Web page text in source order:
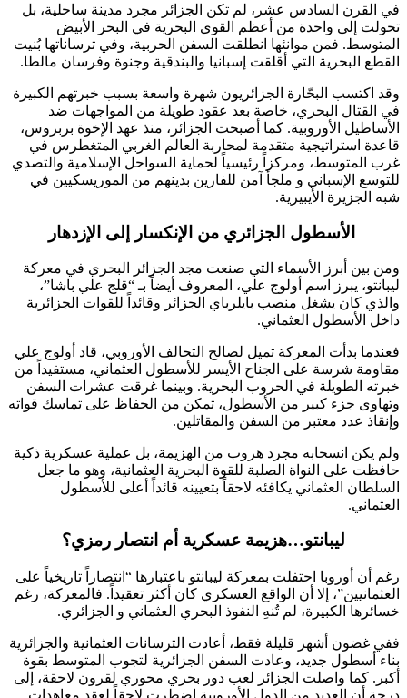
في القرن السادس عشر، لم تكن الجزائر مجرد مدينة ساحلية، بل
تحولت إلى واحدة من أعظم القوى البحرية في البحر الأبيض
المتوسط. فمن موانئها انطلقت السفن الحربية، وفي ترساناتها بُنيت
القطع البحرية التي أقلقت إسبانيا والبندقية وجنوة وفرسان مالطا.
وقد اكتسب البحّارة الجزائريون شهرة واسعة بسبب خبرتهم الكبيرة
في القتال البحري، خاصة بعد عقود طويلة من المواجهات ضد
الأساطيل الأوروبية. كما أصبحت الجزائر، منذ عهد الإخوة بربروس،
قاعدة استراتيجية متقدمة لمحاربة العالم الغربي المتغطرس في
غرب المتوسط، ومركزاً رئيسياً لحماية السواحل الإسلامية والتصدي
للتوسع الإسباني و ملجأ آمن للفارين بدينهم من الموريسكيين في
شبه الجزيرة الأيبيرية.
الأسطول الجزائري من الإنكسار إلى الإزدهار
ومن بين أبرز الأسماء التي صنعت مجد الجزائر البحري في معركة
ليبانتو، يبرز اسم أولوج علي، المعروف أيضاً بـ “قلج علي باشا”،
والذي كان يشغل منصب بايلرباي الجزائر وقائداً للقوات الجزائرية
داخل الأسطول العثماني.
فعندما بدأت المعركة تميل لصالح التحالف الأوروبي، قاد أولوج علي
مقاومة شرسة على الجناح الأيسر للأسطول العثماني، مستفيداً من
خبرته الطويلة في الحروب البحرية. وبينما غرقت عشرات السفن
وتهاوى جزء كبير من الأسطول، تمكن من الحفاظ على تماسك قواته
وإنقاذ عدد معتبر من السفن والمقاتلين.
ولم يكن انسحابه مجرد هروب من الهزيمة، بل عملية عسكرية ذكية
حافظت على النواة الصلبة للقوة البحرية العثمانية، وهو ما جعل
السلطان العثماني يكافئه لاحقاً بتعيينه قائداً أعلى للأسطول
العثماني.
ليبانتو…هزيمة عسكرية أم انتصار رمزي؟
رغم أن أوروبا احتفلت بمعركة ليبانتو باعتبارها “انتصاراً تاريخياً على
العثمانيين”، إلا أن الواقع العسكري كان أكثر تعقيداً. فالمعركة، رغم
خسائرها الكبيرة، لم تُنهِ النفوذ البحري العثماني و الجزائري.
ففي غضون أشهر قليلة فقط، أعادت الترسانات العثمانية والجزائرية
بناء أسطول جديد، وعادت السفن الجزائرية لتجوب المتوسط بقوة
أكبر. كما واصلت الجزائر لعب دور بحري محوري لقرون لاحقة، إلى
درجة أن العديد من الدول الأوروبية اضطرت لاحقاً لعقد معاهدات